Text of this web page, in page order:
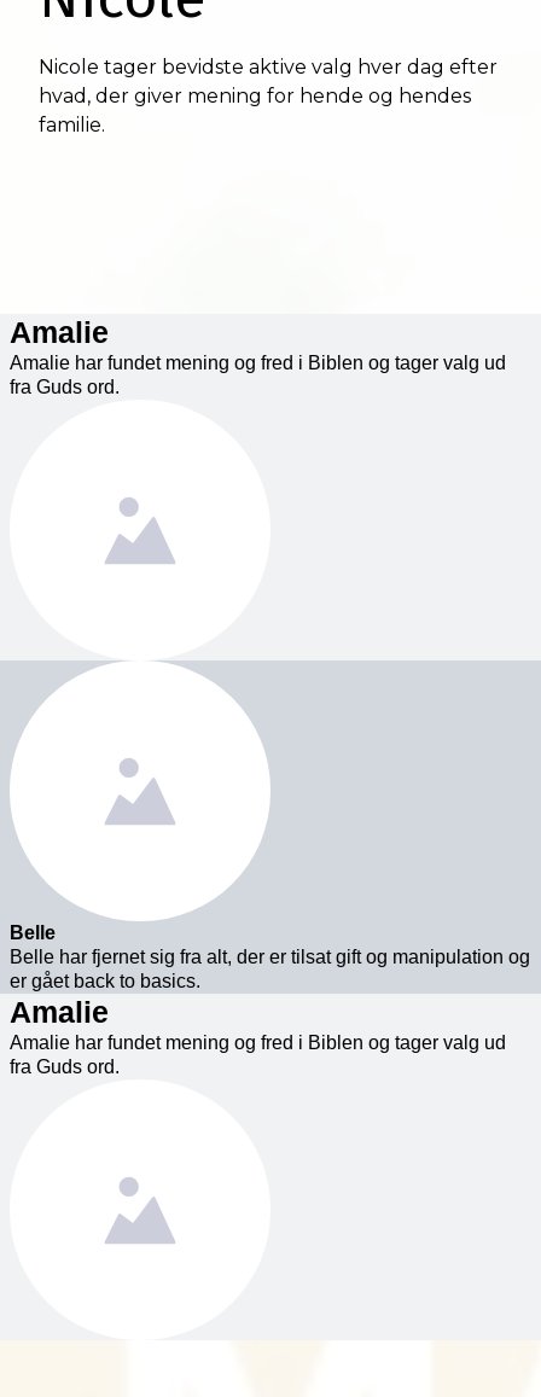
Nicole tager bevidste aktive valg hver dag efter
hvad, der giver mening for hende og hendes
familie.
Amalie
Amalie har fundet mening og fred i Biblen og tager valg ud
fra Guds ord.
Belle
Belle har fjernet sig fra alt, der er tilsat gift og manipulation og
er gået back to basics.
Amalie
Amalie har fundet mening og fred i Biblen og tager valg ud
fra Guds ord.